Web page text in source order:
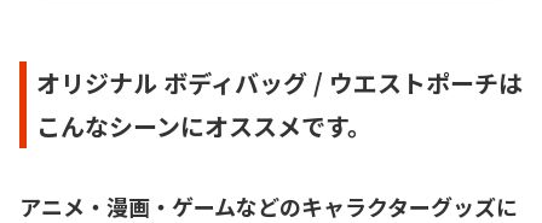
オリジナル ボディバッグ / ウエストポーチは
こんなシーンにオススメです。
アニメ・漫画・ゲームなどのキャラクターグッズに